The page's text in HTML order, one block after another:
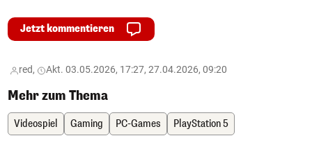
Jetzt kommentieren
red, Akt. 03.05.2026, 17:27, 27.04.2026, 09:20
Mehr zum Thema
Videospiel Gaming PC-Games PlayStation 5